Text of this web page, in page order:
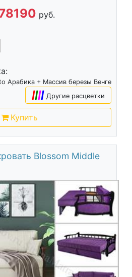
руб.
Арабика + Массив березы Венге
|||| Другие расцветки
Купить
Blossom Middle